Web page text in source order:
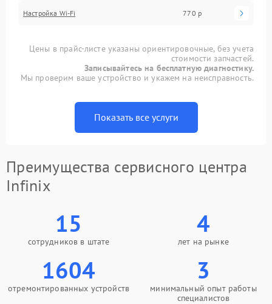
Настройка Wi-Fi 770 р
Цены в прайс-листе указаны ориентировочные, без учета
стоимости запчастей.
Записывайтесь на бесплатную диагностику.
Мы проверим ваше устройство и укажем на неисправность.
Показать все услуги
Преимущества сервисного центра
Infinix
15
сотрудников в штате
4
лет на рынке
1604
отремонтированных устройств
3
минимальный опыт работы
специалистов